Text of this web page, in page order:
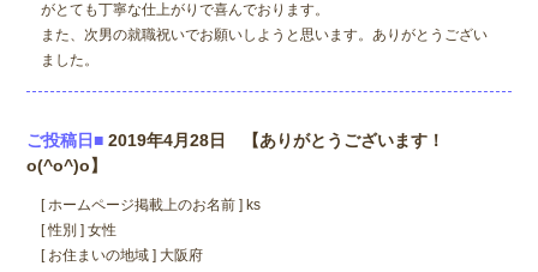
がとても丁寧な仕上がりで喜んでおります。
また、次男の就職祝いでお願いしようと思います。ありがとうござい
ました。
ご投稿日■ 2019年4月28日 【ありがとうございます！
o(^o^)o】
[ ホームページ掲載上のお名前 ] ks
[ 性別 ] 女性
[ お住まいの地域 ] 大阪府